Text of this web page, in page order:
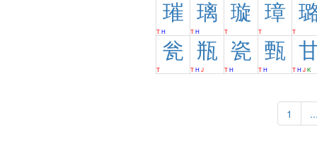
璀
TH
璃
TH
璇
T
璋
T T
瓮
T
瓶
THJ
瓷
TH
甄
TH THJK
1